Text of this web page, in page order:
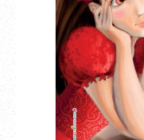
Фотоальбом
Восстановить пароль
Зарегистрироваться